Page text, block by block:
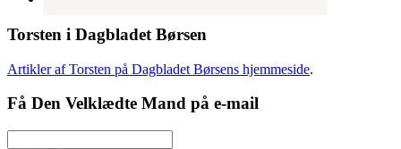
Torsten i Dagbladet Børsen
Artikler af Torsten på Dagbladet Børsens hjemmeside.
Få Den Velklædte Mand på e-mail